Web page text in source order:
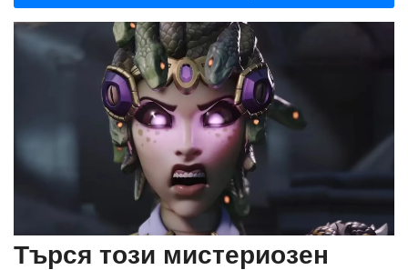
Търся този мистериозен